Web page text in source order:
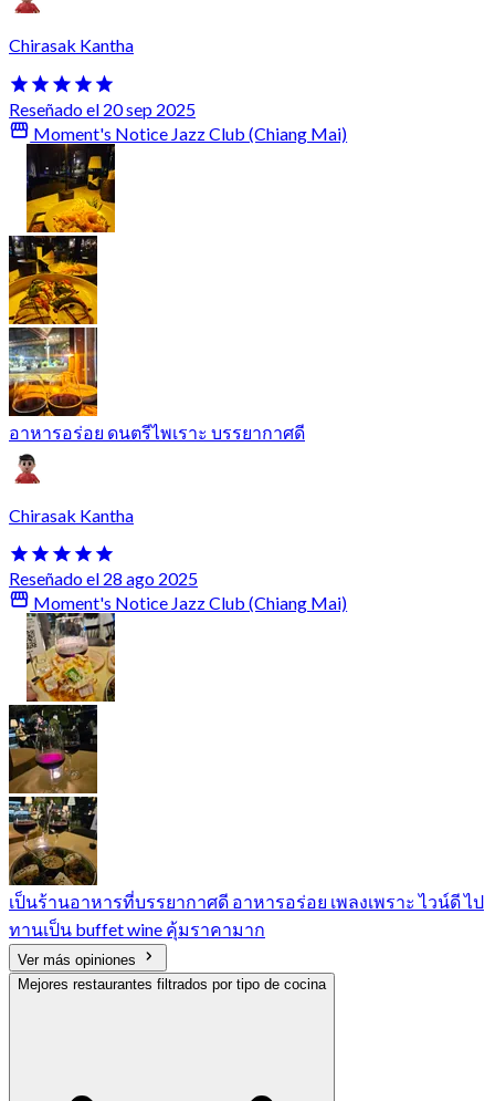
Chirasak Kantha
Reseñado el 20 sep 2025
Moment's Notice Jazz Club (Chiang Mai)
อาหารอร่อย ดนตรีไพเราะ บรรยากาศดี
Chirasak Kantha
Reseñado el 28 ago 2025
Moment's Notice Jazz Club (Chiang Mai)
เป็นร้านอาหารที่บรรยากาศดี อาหารอร่อย เพลงเพราะ ไวน์ดี ไป
ทานเป็น buffet wine คุ้มราคามาก
Ver más opiniones
Mejores restaurantes filtrados por tipo de cocina